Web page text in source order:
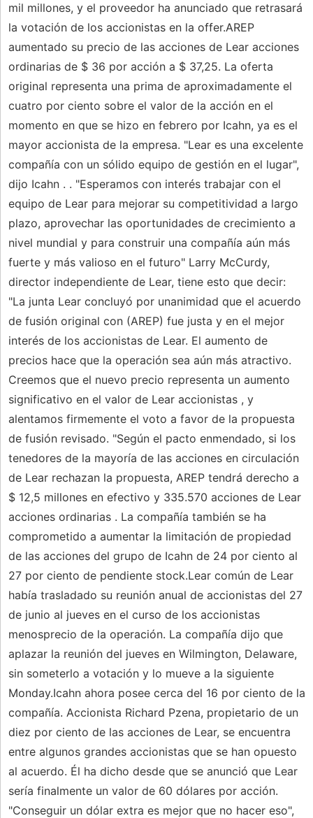
mil millones, y el proveedor ha anunciado que retrasará
la votación de los accionistas en la offer.AREP
aumentado su precio de las acciones de Lear acciones
ordinarias de $ 36 por acción a $ 37,25. La oferta
original representa una prima de aproximadamente el
cuatro por ciento sobre el valor de la acción en el
momento en que se hizo en febrero por Icahn, ya es el
mayor accionista de la empresa. "Lear es una excelente
compañía con un sólido equipo de gestión en el lugar",
dijo Icahn . . "Esperamos con interés trabajar con el
equipo de Lear para mejorar su competitividad a largo
plazo, aprovechar las oportunidades de crecimiento a
nivel mundial y para construir una compañía aún más
fuerte y más valioso en el futuro" Larry McCurdy,
director independiente de Lear, tiene esto que decir:
"La junta Lear concluyó por unanimidad que el acuerdo
de fusión original con (AREP) fue justa y en el mejor
interés de los accionistas de Lear. El aumento de
precios hace que la operación sea aún más atractivo.
Creemos que el nuevo precio representa un aumento
significativo en el valor de Lear accionistas , y
alentamos firmemente el voto a favor de la propuesta
de fusión revisado. "Según el pacto enmendado, si los
tenedores de la mayoría de las acciones en circulación
de Lear rechazan la propuesta, AREP tendrá derecho a
$ 12,5 millones en efectivo y 335.570 acciones de Lear
acciones ordinarias . La compañía también se ha
comprometido a aumentar la limitación de propiedad
de las acciones del grupo de Icahn de 24 por ciento al
27 por ciento de pendiente stock.Lear común de Lear
había trasladado su reunión anual de accionistas del 27
de junio al jueves en el curso de los accionistas
menosprecio de la operación. La compañía dijo que
aplazar la reunión del jueves en Wilmington, Delaware,
sin someterlo a votación y lo mueve a la siguiente
Monday.Icahn ahora posee cerca del 16 por ciento de la
compañía. Accionista Richard Pzena, propietario de un
diez por ciento de las acciones de Lear, se encuentra
entre algunos grandes accionistas que se han opuesto
al acuerdo. Él ha dicho desde que se anunció que Lear
sería finalmente un valor de 60 dólares por acción.
"Conseguir un dólar extra es mejor que no hacer eso",